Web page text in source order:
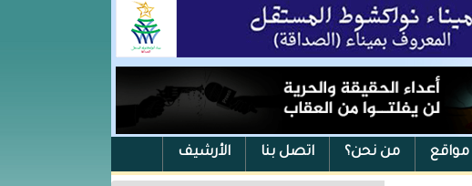
مواقع من نحن؟ اتصل بنا الأرشيف